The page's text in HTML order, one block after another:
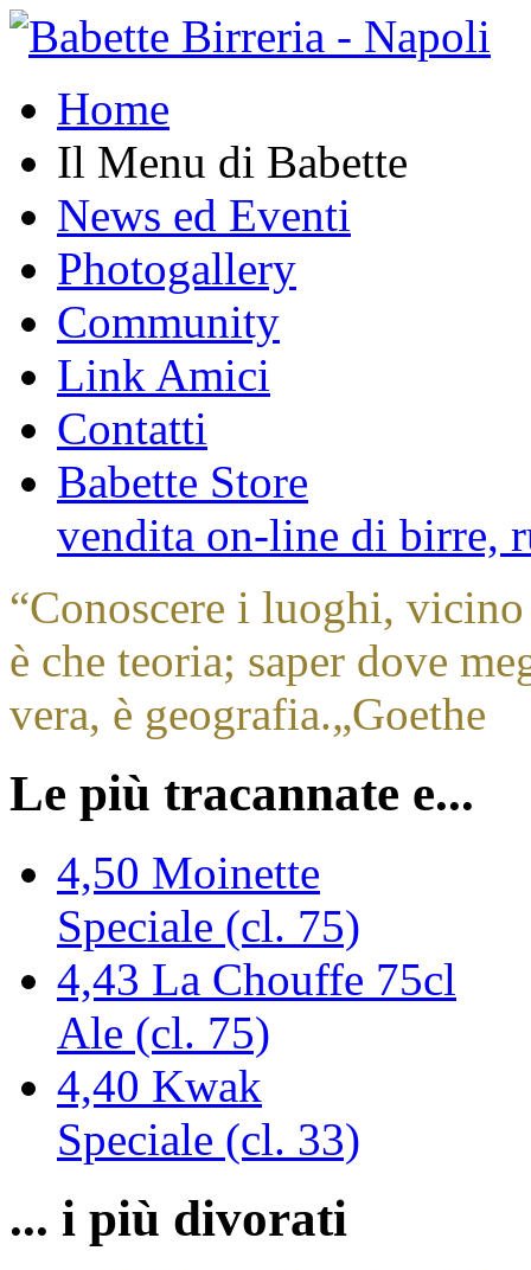
Home
Il Menu di Babette
News ed Eventi
Photogallery
Community
Link Amici
Contatti
Babette Store
vendita on-line di birre,
“Conoscere i luoghi,
è che teoria; saper dove
vera, è geografia.„Goethe
Le più tracannate e...
4,50 Moinette
Speciale (cl. 75)
4,43 La Chouffe 75cl
Ale (cl. 75)
4,40 Kwak
Speciale (cl. 33)
... i più divorati